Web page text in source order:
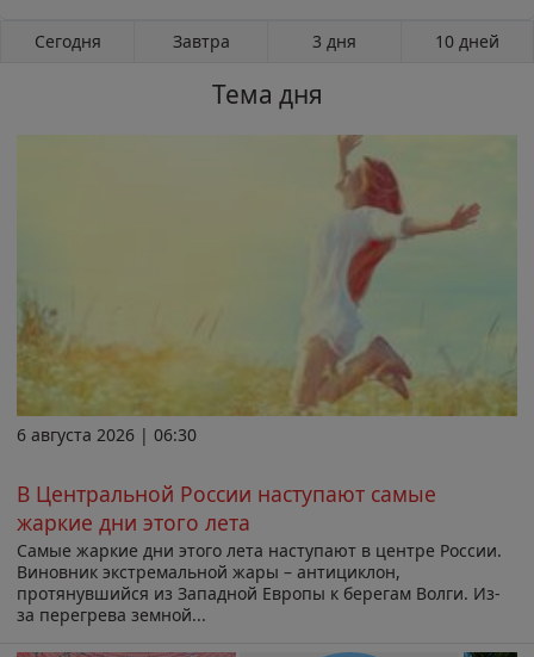
Сегодня Завтра 3 дня 10 дней
Тема дня
6 августа 2026 | 06:30
В Центральной России наступают самые
жаркие дни этого лета
Самые жаркие дни этого лета наступают в центре России.
Виновник экстремальной жары – антициклон,
протянувшийся из Западной Европы к берегам Волги. Из-
за перегрева земной...